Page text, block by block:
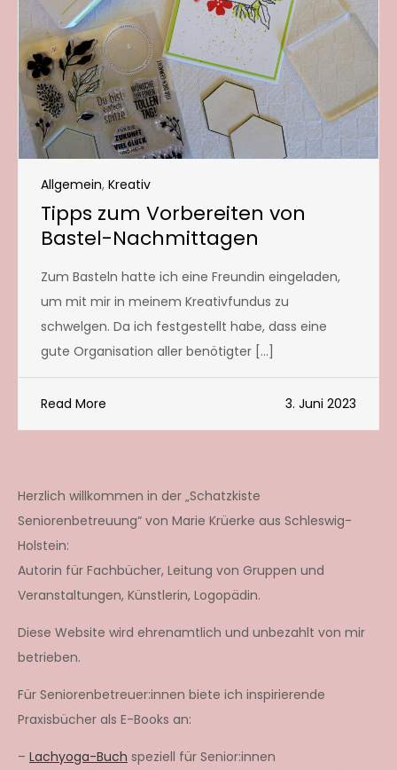
Allgemein, Kreativ
Tipps zum Vorbereiten von
Bastel-Nachmittagen
Zum Basteln hatte ich eine Freundin eingeladen,
um mit mir in meinem Kreativfundus zu
schwelgen. Da ich festgestellt habe, dass eine
gute Organisation aller benötigter […]
Read More 3. Juni 2023
Herzlich willkommen in der „Schatzkiste
Seniorenbetreuung“ von Marie Krüerke aus Schleswig-
Holstein:
Autorin für Fachbücher, Leitung von Gruppen und
Veranstaltungen, Künstlerin, Logopädin.
Diese Website wird ehrenamtlich und unbezahlt von mir
betrieben.
Für Seniorenbetreuer:innen biete ich inspirierende
Praxisbücher als E-Books an:
– Lachyoga-Buch speziell für Senior:innen